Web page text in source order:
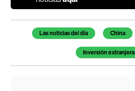
Temas de este artículo
Las noticias del día China
Inversión extranjera